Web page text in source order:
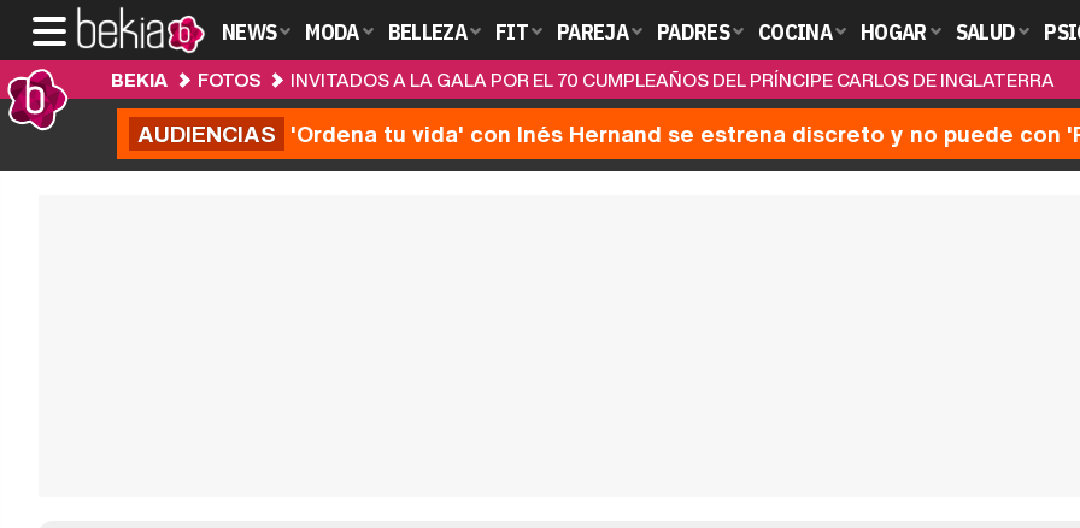
NEWS MODA BELLEZA FIT PAREJA PADRES COCINA HOGAR SALUD
BEKIA FOTOS INVITADOS A LA GALA POR EL 70 CUMPLEAÑOS DEL PRÍNCIPE CARLOS DE INGLATERRA
AUDIENCIAS 'Ordena tu vida' con Inés Hernand se estrena discreto y no puede con